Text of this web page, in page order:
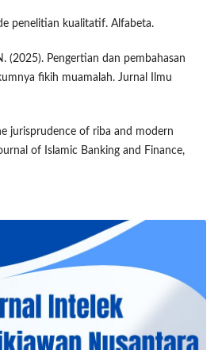
penelitian kualitatif. Alfabeta.
(2025). Pengertian dan pembahasan
fikih muamalah. Jurnal Ilmu
jurisprudence of riba and modern
of Islamic Banking and Finance,